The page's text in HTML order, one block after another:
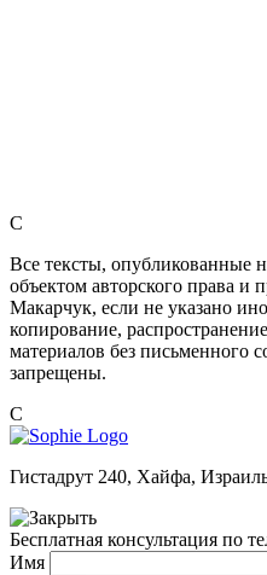
C
Все тексты, опубликованные
объектом авторского права и
Макарчук, если не указано
копирование,
материалов без письменного
запрещены.
C
Гистадрут 240, Хайфа,
Бесплатная консультация по
Имя